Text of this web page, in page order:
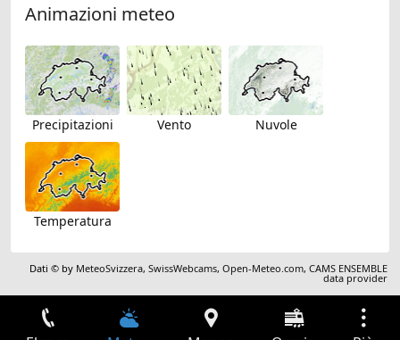
Animazioni meteo
Precipitazioni Vento Nuvole
Temperatura
Dati © by MeteoSvizzera,SwissWebcams,Open-Meteo.com,CAMS ENSEMBLE
data provider